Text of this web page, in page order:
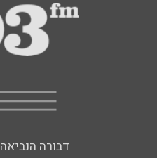
דבורה הנביאה 6, רמת השרון